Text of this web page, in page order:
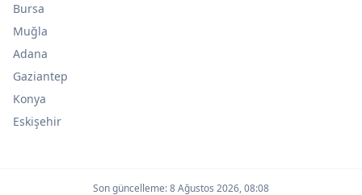
Bursa
Muğla
Adana
Gaziantep
Konya
Eskişehir
Son güncelleme:8 Ağustos 2026, 08:08